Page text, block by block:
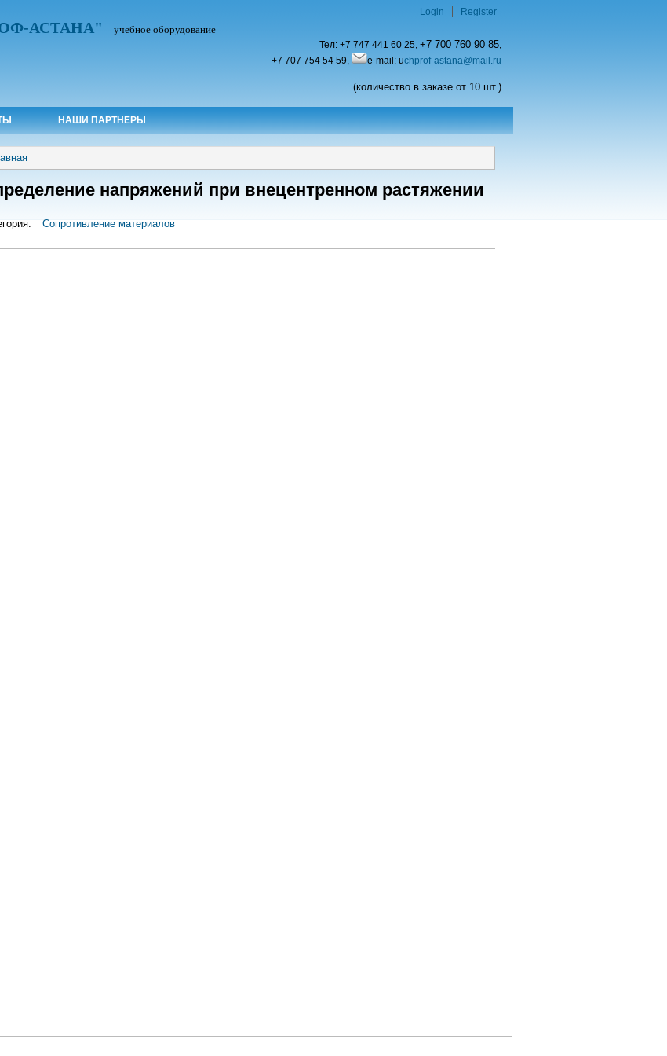
АСТАНА" учебное оборудование
Тел: +7 747 441 60 25, +7 700 760 90 85,
+7 707 754 54 59,
e-mail: uchprof-astana@mail.ru
(количество в заказе от 10 шт.)
Login Register
НАШИ ПАРТНЕРЫ
здесь
напряжений при внецентренном растяжении
Сопротивление материалов